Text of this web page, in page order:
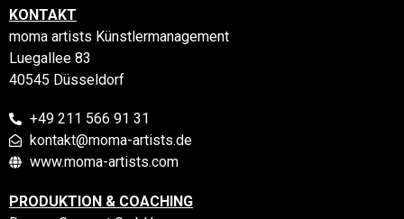
KONTAKT
moma artists Künstlermanagement
Luegallee 83
40545 Düsseldorf
+49 211 566 91 31
kontakt@moma-artists.de
www.moma-artists.com
PRODUKTION & COACHING